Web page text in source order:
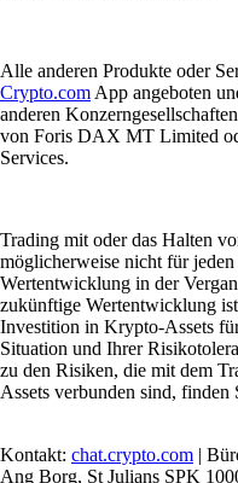
Alle anderen Produkte oder
Crypto.com App angeboten
anderen
von Foris DAX MT Limited
Services.
Trading mit oder das Halten
möglicherweise nicht für
Wertentwicklung in der
zukünftige Wertentwicklung
Investition in Krypto-Assets
Situation und Ihrer
zu den Risiken, die mit dem
Assets verbunden sind, finden
Kontakt: chat.crypto.com |
Ang Borg, St Julians SPK